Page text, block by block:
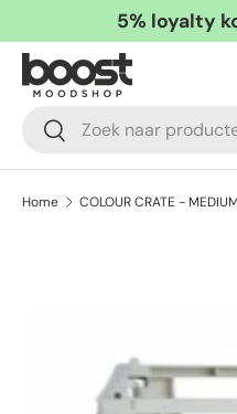
Ga naar inhoud
5% loyalty
Zoeken
Zoeken
Home COLOUR CRATE -